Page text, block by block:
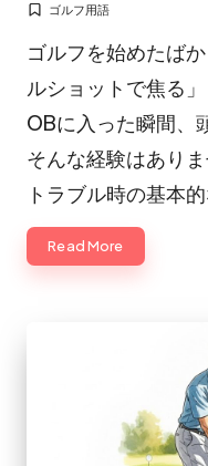
Posted
ゴルフ用語
ゴルフを始めたば
ルショットで焦る
OBに入った瞬間、
そんな経験はあり
トラブル時の基本
Read More